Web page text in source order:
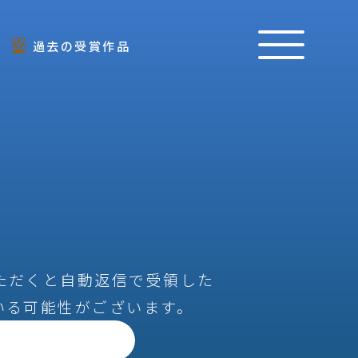
過去の受賞作品
くと自動返信で受領した
可能性がございます。